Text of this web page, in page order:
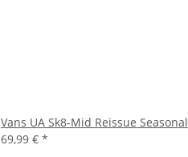
Vans UA Sk8-Mid Reissue Seasonal
69,99 € *